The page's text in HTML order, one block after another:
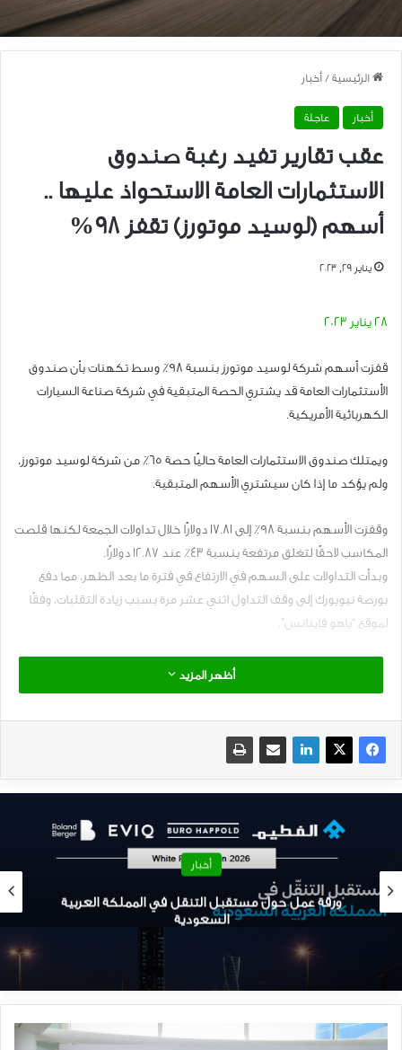
الرئيسية / أخبار
أخبار عاجلة
عقب تقارير تفيد رغبة صندوق
الاستثمارات العامة الاستحواذ عليها ..
أسهم (لوسيد موتورز) تقفز 98%
يناير 29, 2023
28 يناير 2023
قفزت أسهم شركة لوسيد موتورز بنسبة 98٪ وسط تكهنات بأن صندوق
الأستثمارات العامة قد يشتري الحصة المتبقية في شركة صناعة السيارات
الكهربائية الأمريكية.
ويمتلك صندوق الاستثمارات العامة حاليًا حصة 65٪ من شركة لوسيد موتورز،
ولم يؤكد ما إذا كان سيشتري الأسهم المتبقية.
وقفزت الأسهم بنسبة 98٪ إلى 17.81 دولارًا خلال تداولات الجمعة لكنها قلصت
المكاسب لاحقًا لتغلق مرتفعة بنسبة 43٪ عند 12.87 دولارًا.
وبدأت التداولات على السهم في الارتفاع في فترة ما بعد الظهر، مما دفع
بورصة نيويورك إلى وقف التداول اثني عشر مرة بسبب زيادة التقلبات، وفقًا
لموقع “ياهو فاينانس”.
الإطلاق عند 55.21 دولارًا في أواخر عام 2021، مما يعكس التراجع في أسهم
الفائدة من قبل بنك الاحتياطي الفيدرالي.
الأمر الذي يضغط على شركات السيارات الكهربائية الأخرى لخفض الأسعار.
المصدر:
أظهر المزيد
أخبار
نافا و بنتلر – شراكة استراتيجية لبناء كفاءات سعودية
تعلن